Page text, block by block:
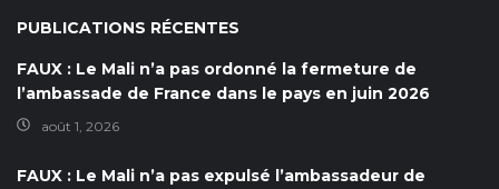
PUBLICATIONS RÉCENTES
FAUX : Le Mali n’a pas ordonné la fermeture de
l’ambassade de France dans le pays en juin 2026
août 1, 2026
FAUX : Le Mali n’a pas expulsé l’ambassadeur de